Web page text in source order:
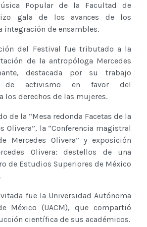
Popular de la Facultad de
gala de los avances de los
integración de ensambles.
del Festival fue tributado a la
de la antropóloga Mercedes
destacada por su trabajo
de activismo en favor del
los derechos de las mujeres.
de la “Mesa redonda Facetas de la
Olivera”, la “Conferencia magistral
Mercedes Olivera” y exposición
Olivera: destellos de una
de Estudios Superiores de México
fue la Universidad Autónoma
México (UACM), que compartió
científica de sus académicos.